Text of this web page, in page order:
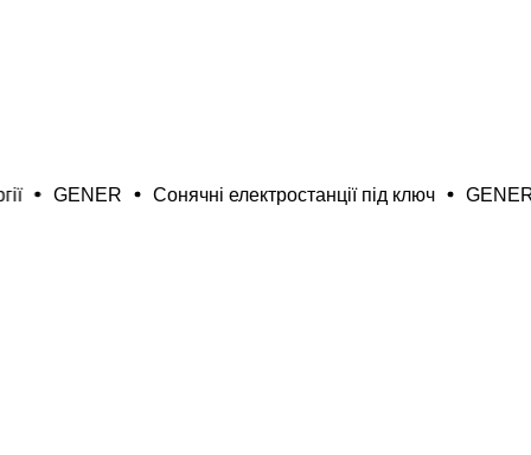
Сонячні електростанції під ключ GENER